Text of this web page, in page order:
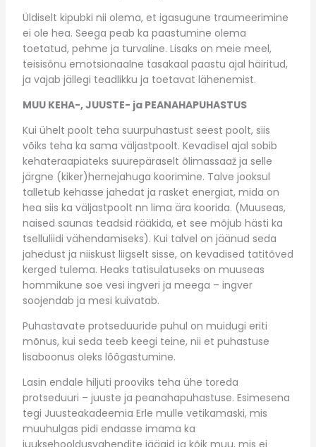
Üldiselt kipubki nii olema, et igasugune traumeerimine
ei ole hea. Seega peab ka paastumine olema
toetatud, pehme ja turvaline. Lisaks on meie meel,
teisisõnu emotsionaalne tasakaal paastu ajal häiritud,
ja vajab jällegi teadlikku ja toetavat lähenemist.
MUU KEHA-, JUUSTE- ja PEANAHAPUHASTUS
Kui ühelt poolt teha suurpuhastust seest poolt, siis
võiks teha ka sama väljastpoolt. Kevadisel ajal sobib
kehateraapiateks suurepäraselt õlimassaaž ja selle
järgne (kiker)hernejahuga koorimine. Talve jooksul
talletub kehasse jahedat ja rasket energiat, mida on
hea siis ka väljastpoolt nn lima ära koorida. (Muuseas,
naised saunas teadsid rääkida, et see mõjub hästi ka
tselluliidi vähendamiseks). Kui talvel on jäänud seda
jahedust ja niiskust liigselt sisse, on kevadised tatitõved
kerged tulema. Heaks tatisulatuseks on muuseas
hommikune soe vesi ingveri ja meega – ingver
soojendab ja mesi kuivatab.
Puhastavate protseduuride puhul on muidugi eriti
mõnus, kui seda teeb keegi teine, nii et puhastuse
lisaboonus oleks lõõgastumine.
Lasin endale hiljuti prooviks teha ühe toreda
protseduuri – juuste ja peanahapuhastuse. Esimesena
tegi Juusteakadeemia Erle mulle vetikamaski, mis
muuhulgas pidi endasse imama ka
juuksehooldusvahendite jäägid ja kõik muu, mis ei